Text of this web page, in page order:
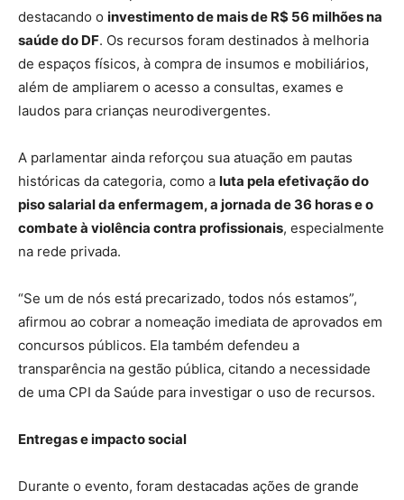
destacando o investimento de mais de R$ 56 milhões na
saúde do DF. Os recursos foram destinados à melhoria
de espaços físicos, à compra de insumos e mobiliários,
além de ampliarem o acesso a consultas, exames e
laudos para crianças neurodivergentes.
A parlamentar ainda reforçou sua atuação em pautas
históricas da categoria, como a luta pela efetivação do
piso salarial da enfermagem, a jornada de 36 horas e o
combate à violência contra profissionais, especialmente
na rede privada.
“Se um de nós está precarizado, todos nós estamos”,
afirmou ao cobrar a nomeação imediata de aprovados em
concursos públicos. Ela também defendeu a
transparência na gestão pública, citando a necessidade
de uma CPI da Saúde para investigar o uso de recursos.
Entregas e impacto social
Durante o evento, foram destacadas ações de grande